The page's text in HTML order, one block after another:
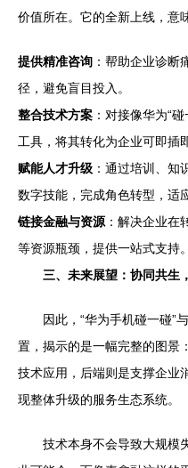
价值所在。它的全新上线，意
提供精准咨询 ：帮助企业诊断
径，避免盲目投入。
整合技术方案 ：对接像华为“
工具，将其转化为企业可即插
赋能人才升级 ：通过培训、知
数字技能，完成角色转型，适
链接金融与资源 ：解决企业在
等资源瓶颈，提供一站式支持。
三、未来展望：协同共生
因此，“华为手机碰一碰”
置，揭示的是一幅完整的图景
技术应用，后端则是支撑企业
现整体升级的服务生态系统。
技术本身不会导致大规模